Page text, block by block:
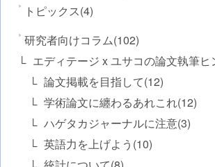
トピックス(4)
研究者向けコラム(102)
エディテージ x ユサコの論文執筆ヒ
論文掲載を目指して(12)
学術論文に纏わるあれこれ(12)
ハゲタカジャーナルに注意(3)
英語力を上げよう(10)